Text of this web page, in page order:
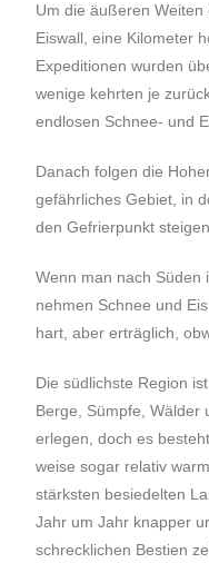
Um die äußeren
Eiswall, eine Kilometer
Expeditionen wurden
wenige kehrten je
endlosen Schnee- und
Danach folgen die
gefährliches Gebiet, in
den Gefrierpunkt steigen.
Wenn man nach Süden
nehmen Schnee und
hart, aber erträglich,
Die südlichste Region
Berge, Sümpfe, Wälder
erlegen, doch es
weise sogar relativ
stärksten besiedelten
Jahr um Jahr knapper
schrecklichen Bestien